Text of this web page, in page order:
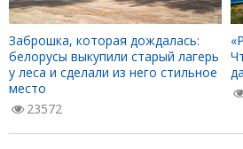
Заброшка, которая дождалась:
белорусы выкупили старый лагерь
у леса и сделали из него стильное
место
23572